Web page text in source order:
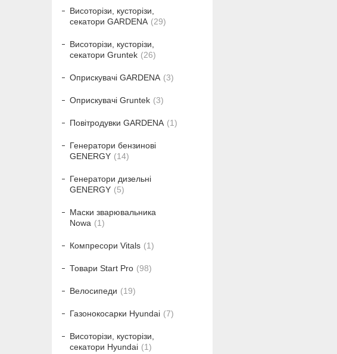
Висоторізи, кусторізи,
секатори GARDENA
29
Висоторізи, кусторізи,
секатори Gruntek
26
Оприскувачі GARDENA 3
Оприскувачі Gruntek 3
Повітродувки GARDENA 1
Генератори бензинові
GENERGY
14
Генератори дизельні
GENERGY
5
Маски зварювальника
Nowa
1
Компресори Vitals 1
Товари Start Pro 98
Велосипеди 19
Газонокосарки Hyundai 7
Висоторізи, кусторізи,
секатори Hyundai
1